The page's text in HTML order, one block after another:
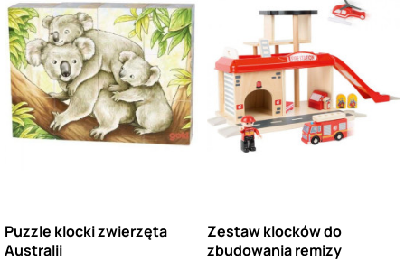
Puzzle klocki zwierzęta
Australii
Zestaw klocków do
zbudowania remizy